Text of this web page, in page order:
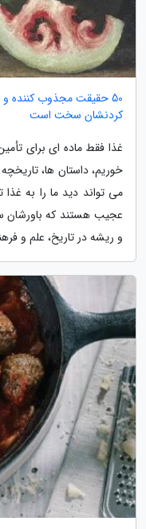
50 حقیقت مجذوب کننده و
کردنشان سخت است
غذا فقط ماده ای برای
خوریم، داستان ها،
می تواند دید ما را به
عجیب هستند که باورشان
و ریشه در تاریخ، علم و